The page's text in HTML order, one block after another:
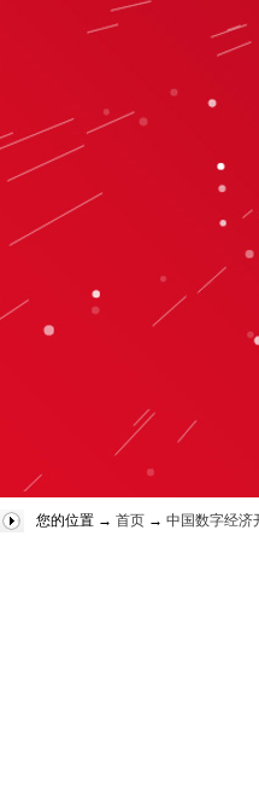
您的位置 → 首页 → 中国数字经济